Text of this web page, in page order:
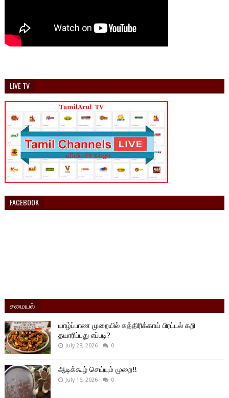
LIVE TV
FACEBOOK
சமையல்
யாழ்ப்பாண முறையில் கத்திரிக்காய் பிரட்டல் கறி
தயாரிப்பது எப்படி?
July 28, 2026 0
ஆடிக்கூழ் செய்யும் முறை!!
July 16, 2026 0